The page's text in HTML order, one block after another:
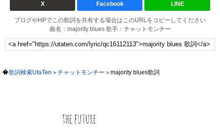
X Facebook LINE
ブログやHPでこの歌詞を共有する場合はこのURLをコピーしてください
曲名：majority blues 歌手：チャットモンチー
歌詞検索UtaTen チャットモンチー majority blues歌詞